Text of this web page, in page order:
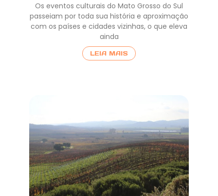
Os eventos culturais do Mato Grosso do Sul
passeiam por toda sua história e aproximação
com os países e cidades vizinhas, o que eleva
ainda
LEIA MAIS